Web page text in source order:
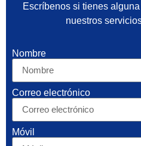
Escríbenos si tienes
nuestros
Nombre
Correo electrónico
Móvil